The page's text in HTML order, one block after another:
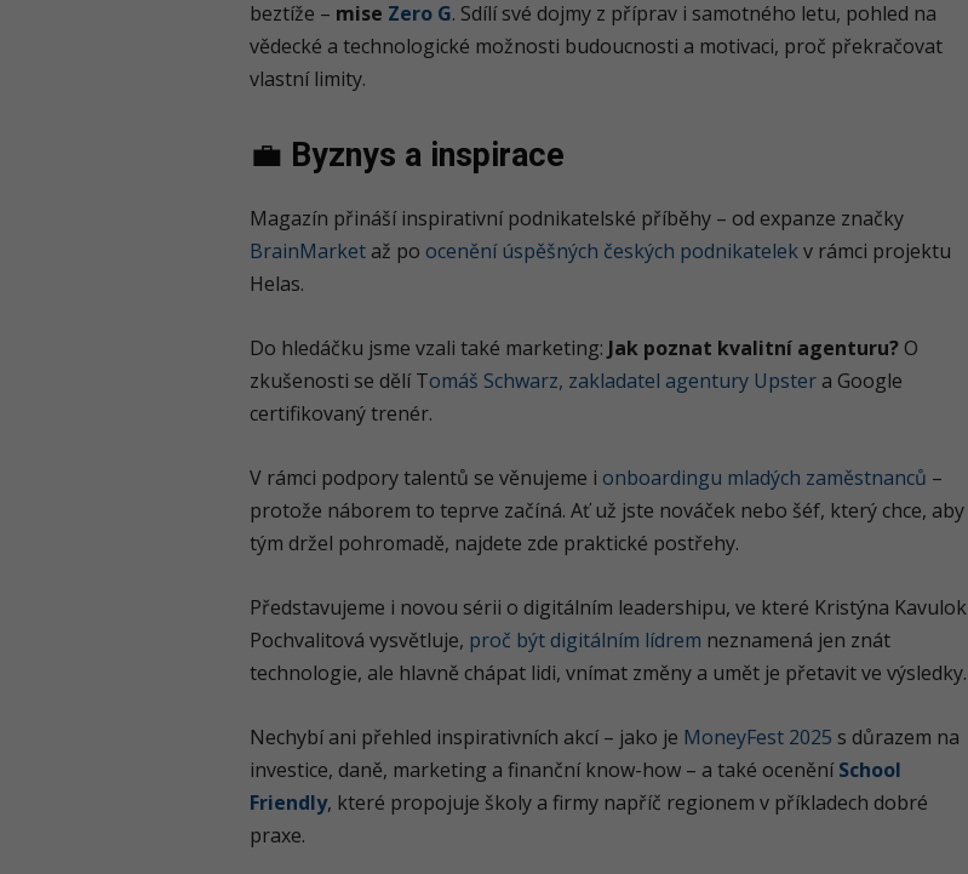
beztíže – mise Zero G. Sdílí své dojmy z příprav i samotného letu, pohled na
vědecké a technologické možnosti budoucnosti a motivaci, proč překračovat
vlastní limity.
💼 Byznys a inspirace
Magazín přináší inspirativní podnikatelské příběhy – od expanze značky
BrainMarket až po ocenění úspěšných českých podnikatelekv rámci projektu
Helas.
Do hledáčku jsme vzali také marketing: Jak poznat kvalitní agenturu? O
zkušenosti se dělí Tomáš Schwarz, zakladatel agentury Upster a Google
certifikovaný trenér.
V rámci podpory talentů se věnujeme i onboardingu mladých zaměstnanců –
protože náborem to teprve začíná. Ať už jste nováček nebo šéf, který chce, aby
tým držel pohromadě, najdete zde praktické postřehy.
Představujeme i novou sérii o digitálním leadershipu, ve které Kristýna Kavulok
Pochvalitová vysvětluje, proč být digitálním lídrem neznamená jen znát
technologie, ale hlavně chápat lidi, vnímat změny a umět je přetavit ve výsledky.
Nechybí ani přehled inspirativních akcí – jako je MoneyFest 2025 s důrazem na
investice, daně, marketing a finanční know-how – a také oceněníSchool
Friendly, které propojuje školy a firmy napříč regionem v příkladech dobré
praxe.